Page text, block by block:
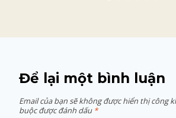
Để lại một bình luận
Email của bạn sẽ không được hiển thị công
buộc được đánh dấu *